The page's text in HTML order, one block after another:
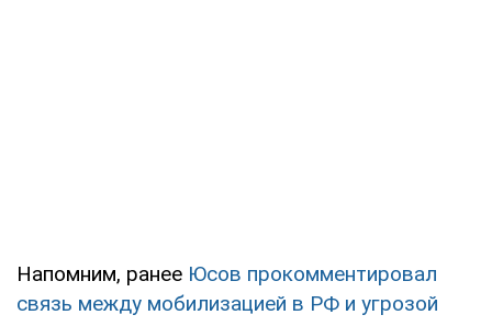
Напомним, ранее Юсов прокомментировал
связь между мобилизацией в РФ и угрозой